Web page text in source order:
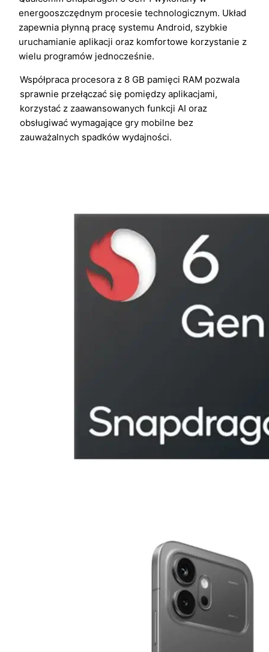
energooszczędnym procesie technologicznym. Układ
zapewnia płynną pracę systemu Android, szybkie
uruchamianie aplikacji oraz komfortowe korzystanie z
wielu programów jednocześnie.
Współpraca procesora z 8 GB pamięci RAM pozwala
sprawnie przełączać się pomiędzy aplikacjami,
korzystać z zaawansowanych funkcji AI oraz
obsługiwać wymagające gry mobilne bez
zauważalnych spadków wydajności.